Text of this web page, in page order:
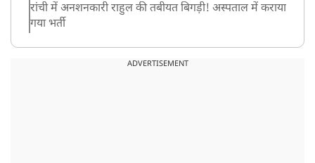
रांची में अनशनकारी राहुल की तबीयत बिगड़ी! अस्पताल में कराया
गया भर्ती
CBI का बड़ा खुलासा, NTA के एक्सपर्ट्स ने ही लीक कराया
ADVERTISEMENT